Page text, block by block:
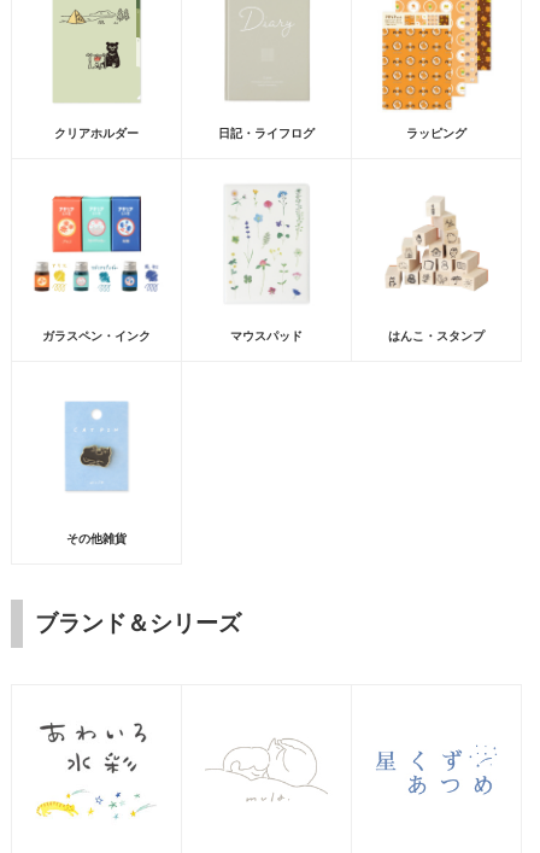
クリアホルダー 日記・ライフログ ラッピング
ガラスペン・インク マウスパッド はんこ・スタンプ
その他雑貨
ブランド＆シリーズ